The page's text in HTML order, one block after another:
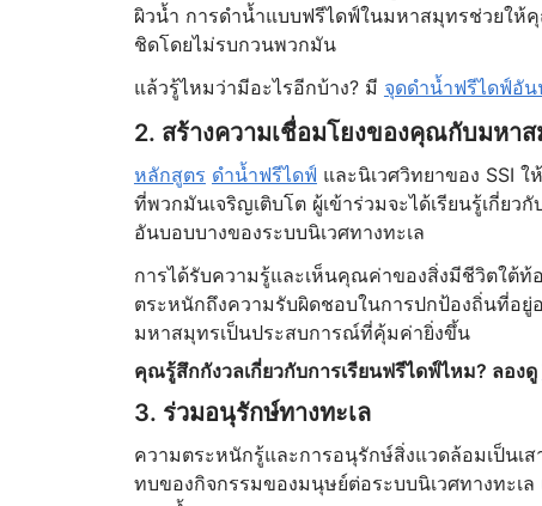
ผิวน้ำ การดำน้ำแบบฟรีไดฟ์ในมหาสมุทรช่วยให้
ชิดโดยไม่รบกวนพวกมัน
แล้วรู้ไหมว่ามีอะไรอีกบ้าง? มี จุดดำน้ำฟรีไดฟ์อั
2. สร้างความเชื่อมโยงของคุณกับมหา
หลักสูตร ดำน้ำฟรีไดฟ์ และนิเวศวิทยาของ SSI
ที่พวกมันเจริญเติบโต ผู้เข้าร่วมจะได้เรียนรู้เกี่ย
อันบอบบางของระบบนิเวศทางทะเล
การได้รับความรู้และเห็นคุณค่าของสิ่งมีชีวิตใต้
ตระหนักถึงความรับผิดชอบในการปกป้องถิ่นที่อ
มหาสมุทรเป็นประสบการณ์ที่คุ้มค่ายิ่งขึ้น
คุณรู้สึกกังวลเกี่ยวกับการเรียนฟรีไดฟ์ไหม? ลองดู
3. ร่วมอนุรักษ์ทางทะเล
ความตระหนักรู้และการอนุรักษ์สิ่งแวดล้อมเป็นเส
ทบของกิจกรรมของมนุษย์ต่อระบบนิเวศทางทะเ